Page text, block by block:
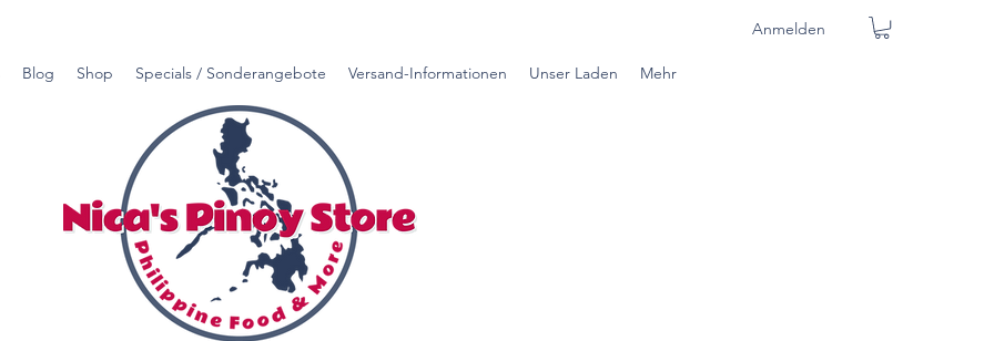
Anmelden
Blog Shop Specials / Sonderangebote Versand-Informationen Unser Laden Mehr